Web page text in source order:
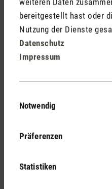
bereitgestellt hast oder
Nutzung der Dienste
Datenschutz
Impressum
Notwendig
Präferenzen
Statistiken
Gerade in
Wintermonaten kann
EinLuftbefeuchter